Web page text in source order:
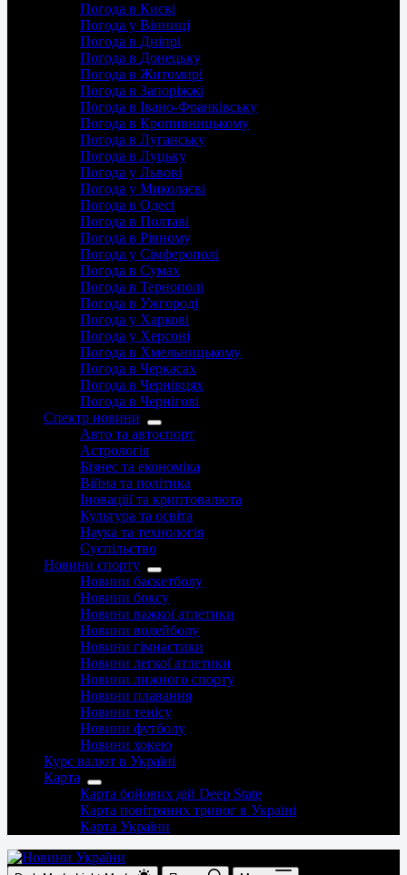
Погода в Києві
Погода у Вінниці
Погода в Дніпрі
Погода в Донецьку
Погода в Житомирі
Погода в Запоріжжі
Погода в Івано-Франківську
Погода в Кропивницькому
Погода в Луганську
Погода в Луцьку
Погода у Львові
Погода у Миколаєві
Погода в Одесі
Погода в Полтаві
Погода в Рівному
Погода у Сімферополі
Погода в Сумах
Погода в Тернополі
Погода в Ужгороді
Погода у Харкові
Погода у Херсоні
Погода в Хмельницькому
Погода в Черкасах
Погода в Чернівцях
Погода в Чернігові
Спектр новини
Авто та автоспорт
Астрологія
Бізнес та економіка
Війна та політика
Іноваціії та криптовалюта
Культура та освіта
Наука та технологія
Суспільство
Новини спорту
Новини баскетболу
Новини боксу
Новини важкої атлетики
Новини волейболу
Новини гімнастики
Новини легкої атлетики
Новини лижного спорту
Новини плавання
Новини тенісу
Новини футболу
Новини хокею
Курс валют в Україні
Карта
Карта бойових дій Deep State
Карта повітряних тривог в Україні
Карта України